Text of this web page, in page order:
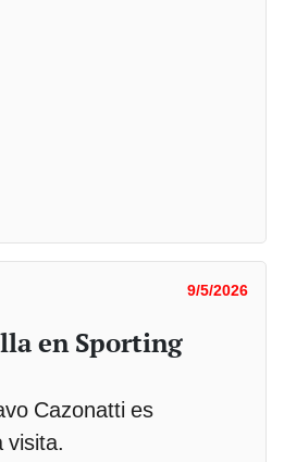
9/5/2026
en Sporting
Cazonatti es
visita.